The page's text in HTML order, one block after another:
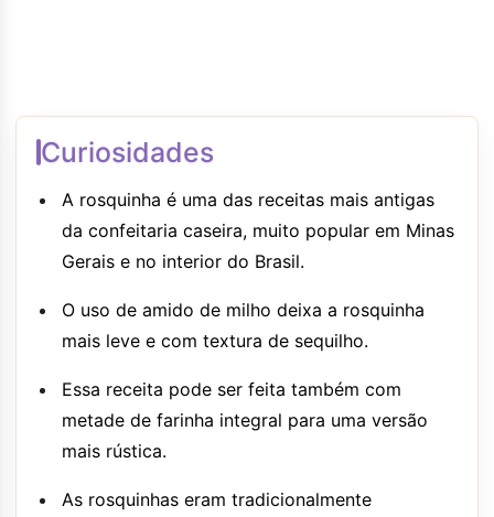
Curiosidades
A rosquinha é uma das receitas mais antigas
da confeitaria caseira, muito popular em Minas
Gerais e no interior do Brasil.
O uso de amido de milho deixa a rosquinha
mais leve e com textura de sequilho.
Essa receita pode ser feita também com
metade de farinha integral para uma versão
mais rústica.
As rosquinhas eram tradicionalmente